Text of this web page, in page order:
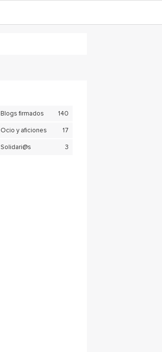
Blogs firmados 140
Ocio y aficiones 17
Solidari@s 3